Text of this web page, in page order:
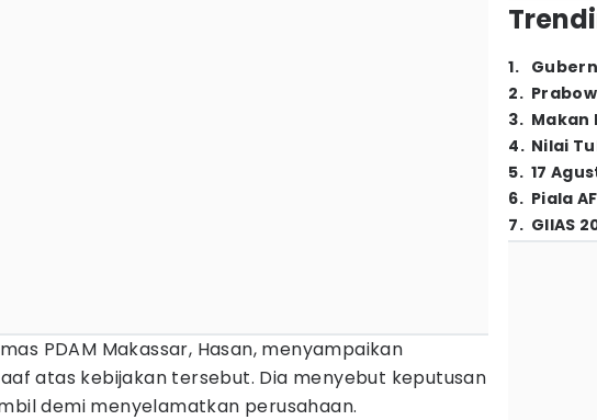
PDAM Makassar, Hasan, menyampaikan
atas kebijakan tersebut. Dia menyebut keputusan
demi menyelamatkan perusahaan.
1.
2.
3. Makan
4. Nilai
5. 17
6. Piala
7. GIIAS